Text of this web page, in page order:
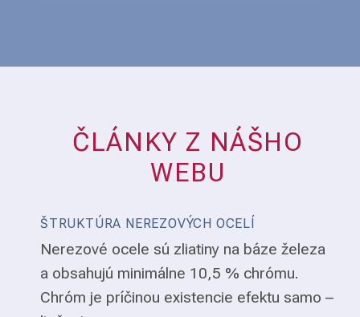
ČLÁNKY Z NÁŠHO
WEBU
ŠTRUKTÚRA NEREZOVÝCH OCELÍ
Nerezové ocele sú zliatiny na báze železa
a obsahujú minimálne 10,5 % chrómu.
Chróm je príčinou existencie efektu samo –